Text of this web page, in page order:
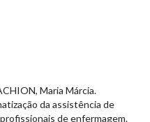
Maria Márcia.
da assistência de
de enfermagem.